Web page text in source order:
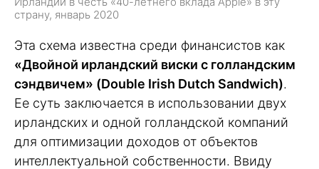
страну, январь 2020
Эта схема известна среди финансистов как
«Двойной ирландский виски с голландским
сэндвичем» (Double Irish Dutch Sandwich).
Ее суть заключается в использовании двух
ирландских и одной голландской компаний
для оптимизации доходов от объектов
интеллектуальной собственности. Ввиду